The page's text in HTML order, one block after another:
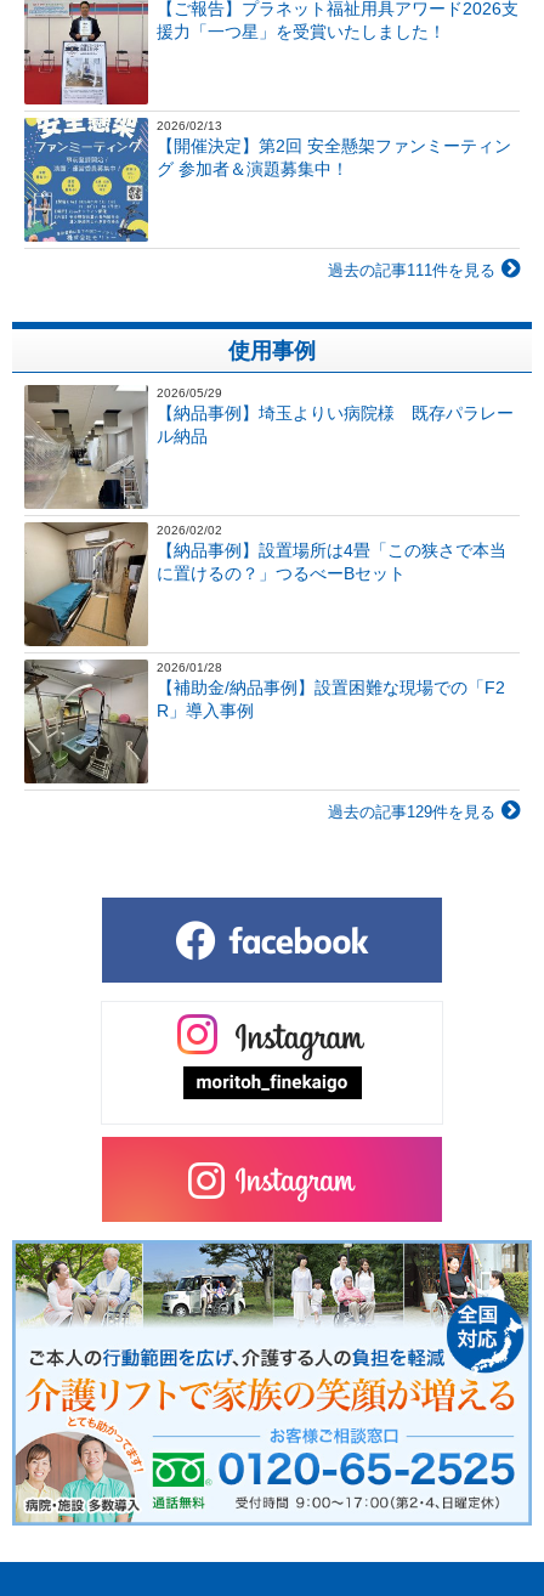
【ご報告】プラネット福祉用具アワード2026支
援力「一つ星」を受賞いたしました！
2026/02/13
【開催決定】第2回 安全懸架ファンミーティン
グ 参加者＆演題募集中！
過去の記事111件を見る
使用事例
2026/05/29
【納品事例】埼玉よりい病院様 既存パラレー
ル納品
2026/02/02
【納品事例】設置場所は4畳「この狭さで本当
に置けるの？」つるべーBセット
2026/01/28
【補助金/納品事例】設置困難な現場での「F2
R」導入事例
過去の記事129件を見る